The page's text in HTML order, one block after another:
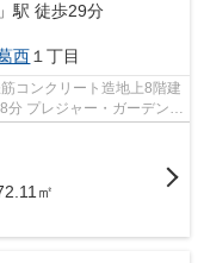
」駅 徒歩29分
西 １丁目
㎡